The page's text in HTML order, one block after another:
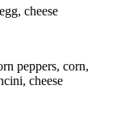
cheese
peppers, corn,
cheese